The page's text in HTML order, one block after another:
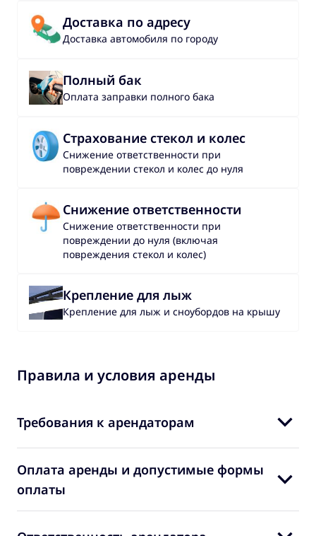
Доставка по адресу
Доставка автомобиля по городу
Полный бак
Оплата заправки полного бака
Страхование стекол и колес
Снижение ответственности при
повреждении стекол и колес до нуля
Снижение ответственности
Снижение ответственности при
повреждении до нуля (включая
повреждения стекол и колес)
Крепление для лыж
Крепление для лыж и сноубордов на крышу
Правила и условия аренды
Требования к арендаторам
Оплата аренды и допустимые формы
оплаты